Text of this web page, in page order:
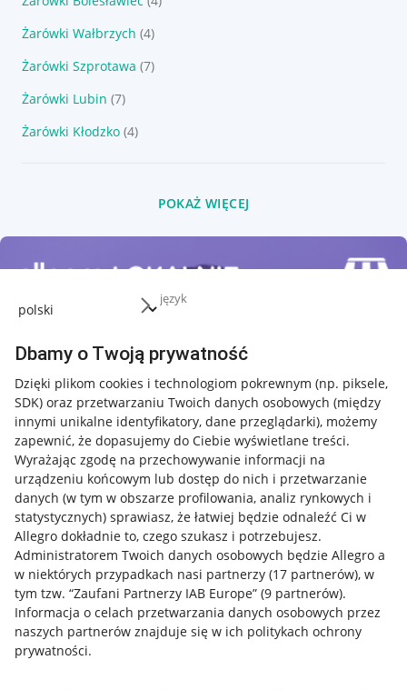
język
Dbamy o Twoją prywatność
Dzięki plikom cookies i technologiom pokrewnym (np. piksele,
SDK) oraz przetwarzaniu Twoich danych osobowych (między
innymi unikalne identyfikatory, dane przeglądarki), możemy
zapewnić, że dopasujemy do Ciebie wyświetlane treści.
Wyrażając zgodę na przechowywanie informacji na
urządzeniu końcowym lub dostęp do nich i przetwarzanie
danych (w tym w obszarze profilowania, analiz rynkowych i
statystycznych) sprawiasz, że łatwiej będzie odnaleźć Ci w
Allegro dokładnie to, czego szukasz i potrzebujesz.
Administratorem Twoich danych osobowych będzie Allegro a
w niektórych przypadkach nasi partnerzy (17 partnerów), w
tym tzw. “Zaufani Partnerzy IAB Europe” (9 partnerów).
Informacja o celach przetwarzania danych osobowych przez
naszych partnerów znajduje się w ich politykach ochrony
prywatności.
Żarówki Wałbrzych (4)
Żarówki Szprotawa (7)
Żarówki Lubin (7)
Żarówki Kłodzko (4)
POKAŻ WIĘCEJ
Przydatne informacje
Jak to działa